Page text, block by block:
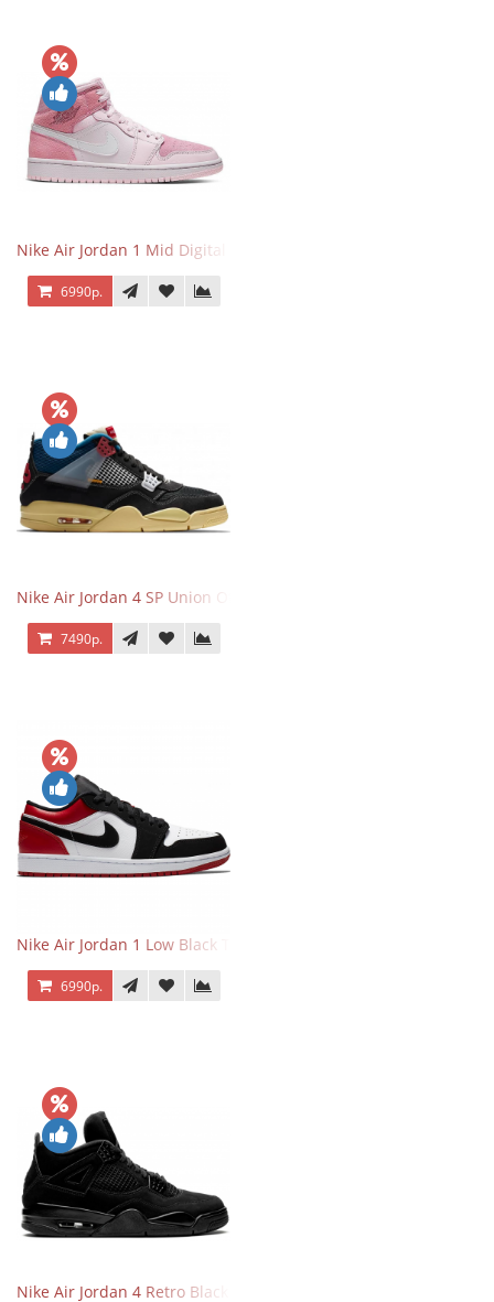
Nike Air Jordan 1 Mid Digital Pink
6990р.
Nike Air Jordan 4 SP Union Off Noir
7490р.
Nike Air Jordan 1 Low Black Toe
6990р.
Nike Air Jordan 4 Retro Black Cat